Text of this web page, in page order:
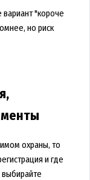
вариант "короче
но риск
охраны, то
и где